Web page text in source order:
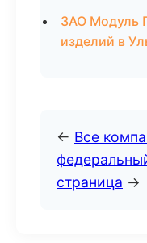
ЗАО Модуль
изделий в
← Все
страница →